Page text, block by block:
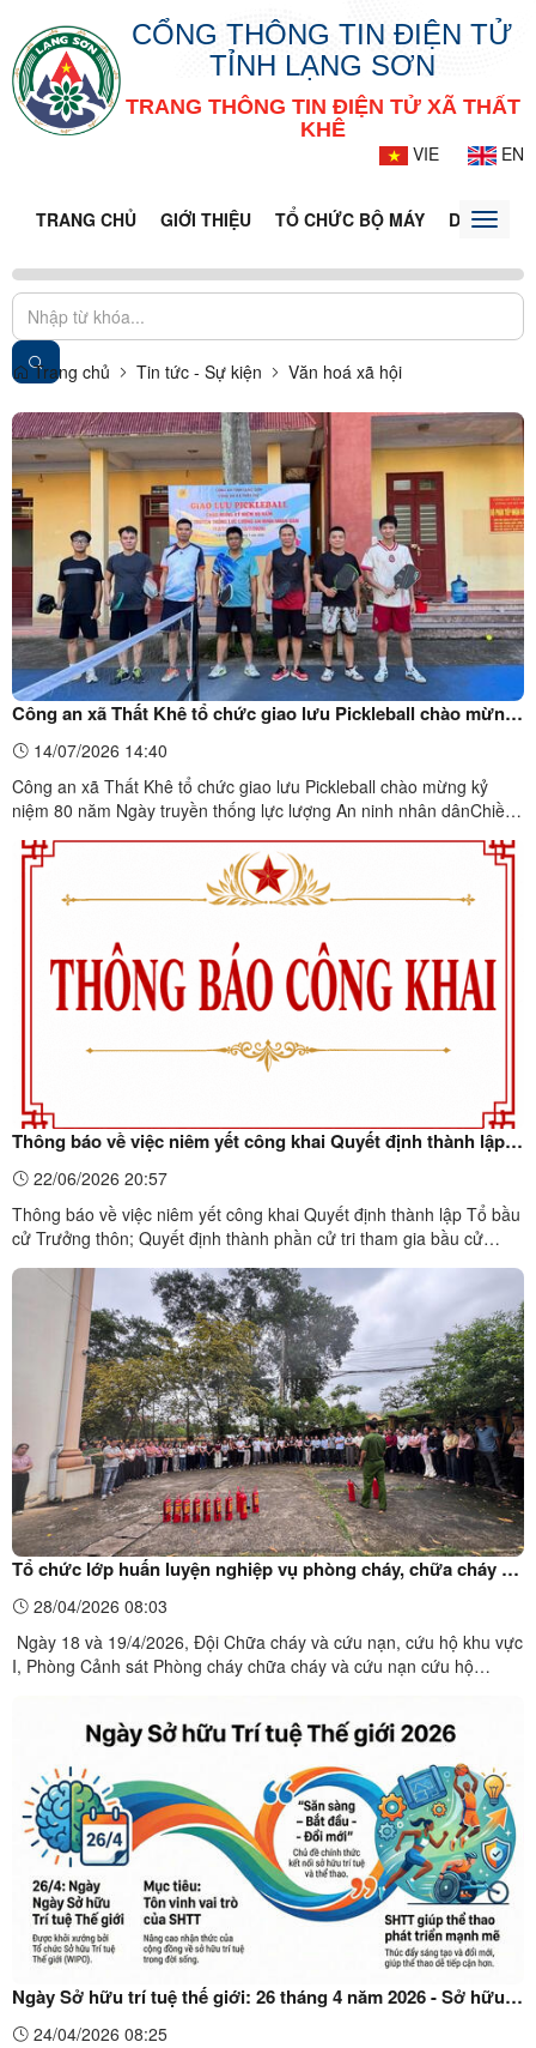
CỔNG THÔNG TIN ĐIỆN TỬ
TỈNH LẠNG SƠN
TRANG THÔNG TIN ĐIỆN TỬ XÃ THẤT
KHÊ
VIE
EN
TRANG CHỦ GIỚI THIỆU TỔ CHỨC BỘ MÁY DOANH
Toggle
Trang chủ Tin tức - Sự kiện Văn hoá xã hội
Công an xã Thất Khê tổ chức giao lưu Pickleball chào mừng
kỷ niệm 80 năm Ngày truyền thống lực lượng An ninh nhân
dân14/07/2026 14:40
Công an xã Thất Khê tổ chức giao lưu Pickleball chào mừng kỷ
niệm 80 năm Ngày truyền thống lực lượng An ninh nhân dânChiều
ngày 11/7/2026, hướng tới kỷ niệm 80 năm Ngày truyền thống lực
lượng An ninh nhân dân (12/7/1946 – 12/7/2026), Công an xã Thất
Khê đã tổ chức chương trình giao lưu Pickleball ...
Thông báo về việc niêm yết công khai Quyết định thành lập
Tổ bầu cử Trưởng thôn; Quyết định thành phần cử tri tham
gia bầu cử Trưởng thôn Thôn 4, nhiệm kỳ 2025 - 2027
22/06/2026 20:57
Thông báo về việc niêm yết công khai Quyết định thành lập Tổ bầu
cử Trưởng thôn; Quyết định thành phần cử tri tham gia bầu cử
Trưởng thôn Thôn 4, nhiệm kỳ 2025 - 2027Thông báo 2315/TB-
UBND Quyết định số 750/QĐ-UBNDQuyết định số 750/QĐ-
UBND Quyết định số 751/QĐ-UBND
Tổ chức lớp huấn luyện nghiệp vụ phòng cháy, chữa cháy và
cứu nạn, cứu hộ cho các cơ quan, tổ chức, doanh nghiệp
trên địa bàn xã Thất Khê và các xã lân cận
28/04/2026 08:03
Ngày 18 và 19/4/2026, Đội Chữa cháy và cứu nạn, cứu hộ khu vực
I, Phòng Cảnh sát Phòng cháy chữa cháy và cứu nạn cứu hộ
kiểm tra nghiệp vụ PCCC và CNCH cho 259 học viên là ...
Ngày Sở hữu trí tuệ thế giới: 26 tháng 4 năm 2026 - Sở hữu
trí tuệ và Thể thao: Sẵn sàng – Bắt đầu – Đổi mới
24/04/2026 08:25